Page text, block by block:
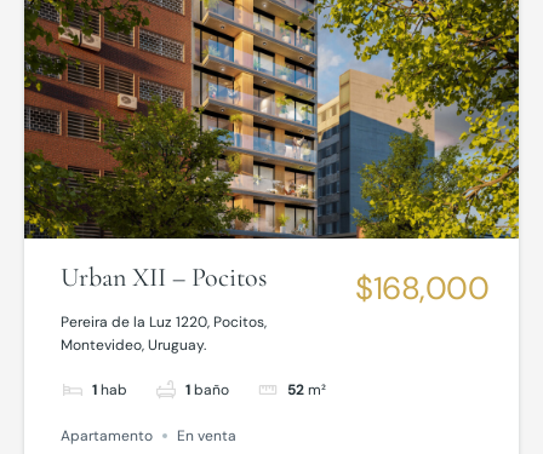
Urban XII – Pocitos
Pereira de la Luz 1220, Pocitos,
Montevideo, Uruguay.
1hab 1baño 52m²
$168,000
Apartamento En venta